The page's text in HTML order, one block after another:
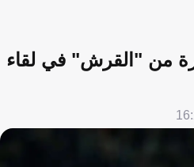
من "القرش" في لقاء